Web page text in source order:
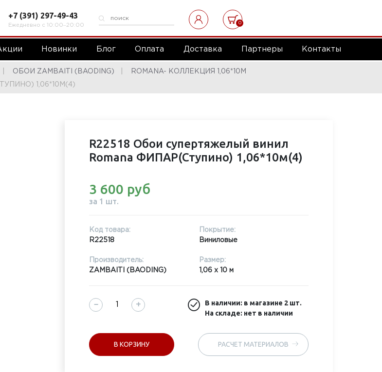
+7 (391) 297-49-43
Ежедневно с 10:00‒20:00 0
Новинки Блог Оплата Доставка Партнеры Контакты
ОБОИ ZAMBAITI (BAODING) ROMANA- КОЛЛЕКЦИЯ 1,06*10М
1,06*10М(4)
R22518 Обои супертяжелый винил
Romana ФИПАР(Ступино) 1,06*10м(4)
3 600 руб
за 1 шт.
Код товара:
R22518
Покрытие:
Виниловые
Производитель:
ZAMBAITI (BAODING)
Размер:
1,06 x 10 м
− + В наличии: в магазине 2 шт.
На складе: нет в наличии
В КОРЗИНУ РАСЧЕТ МАТЕРИАЛОВ